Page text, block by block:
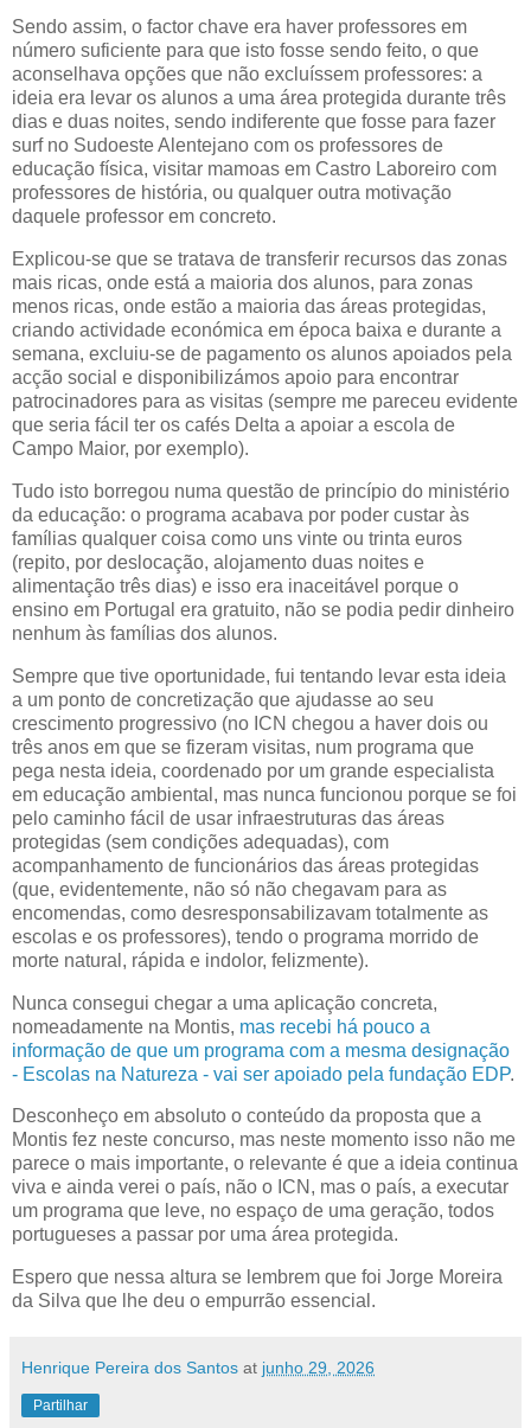
Sendo assim, o factor chave era haver professores em
número suficiente para que isto fosse sendo feito, o que
aconselhava opções que não excluíssem professores: a
ideia era levar os alunos a uma área protegida durante três
dias e duas noites, sendo indiferente que fosse para fazer
surf no Sudoeste Alentejano com os professores de
educação física, visitar mamoas em Castro Laboreiro com
professores de história, ou qualquer outra motivação
daquele professor em concreto.
Explicou-se que se tratava de transferir recursos das zonas
mais ricas, onde está a maioria dos alunos, para zonas
menos ricas, onde estão a maioria das áreas protegidas,
criando actividade económica em época baixa e durante a
semana, excluiu-se de pagamento os alunos apoiados pela
acção social e disponibilizámos apoio para encontrar
patrocinadores para as visitas (sempre me pareceu evidente
que seria fácil ter os cafés Delta a apoiar a escola de
Campo Maior, por exemplo).
Tudo isto borregou numa questão de princípio do ministério
da educação: o programa acabava por poder custar às
famílias qualquer coisa como uns vinte ou trinta euros
(repito, por deslocação, alojamento duas noites e
alimentação três dias) e isso era inaceitável porque o
ensino em Portugal era gratuito, não se podia pedir dinheiro
nenhum às famílias dos alunos.
Sempre que tive oportunidade, fui tentando levar esta ideia
a um ponto de concretização que ajudasse ao seu
crescimento progressivo (no ICN chegou a haver dois ou
três anos em que se fizeram visitas, num programa que
pega nesta ideia, coordenado por um grande especialista
em educação ambiental, mas nunca funcionou porque se foi
pelo caminho fácil de usar infraestruturas das áreas
protegidas (sem condições adequadas), com
acompanhamento de funcionários das áreas protegidas
(que, evidentemente, não só não chegavam para as
encomendas, como desresponsabilizavam totalmente as
escolas e os professores), tendo o programa morrido de
morte natural, rápida e indolor, felizmente).
Nunca consegui chegar a uma aplicação concreta,
nomeadamente na Montis, mas recebi há pouco a
informação de que um programa com a mesma designação
- Escolas na Natureza - vai ser apoiado pela fundação EDP.
Desconheço em absoluto o conteúdo da proposta que a
Montis fez neste concurso, mas neste momento isso não me
parece o mais importante, o relevante é que a ideia continua
viva e ainda verei o país, não o ICN, mas o país, a executar
um programa que leve, no espaço de uma geração, todos
portugueses a passar por uma área protegida.
Espero que nessa altura se lembrem que foi Jorge Moreira
da Silva que lhe deu o empurrão essencial.
Henrique Pereira dos Santos at junho 29, 2026
Partilhar